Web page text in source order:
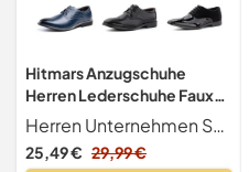
Hitmars Anzugschuhe
Herren Lederschuhe Faux
Business Oxford Derby
Schuhe Hochzeits
Klassischer Schnürschuh
Herren Unternehmen Schuhe sind mit hochwertigem Kunstleder und atmungsaktivem Futter ausgestattet. Halten Sie Ihre Füße atmungsaktiv und trocken für eine lange Zeit und erleben Sie den Komfort des Gehens.
25,49 € 29,99 €